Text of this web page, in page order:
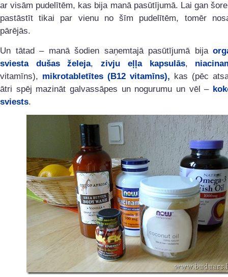
ar visām pudelītēm, kas bija manā pasūtījumā. Lai gan
pastāstīt tikai par vienu no šīm pudelītēm, tomēr
pārējās.
Un tātad – manā šodien saņemtajā pasūtījumā bija
sviesta dušas želeja,zivju eļļa kapsulās,
vitamīns), mikrotabletītes (B12 vitamīns), kas (pēc
ātri spēj mazināt galvassāpes un nogurumu un vēl –
sviests.